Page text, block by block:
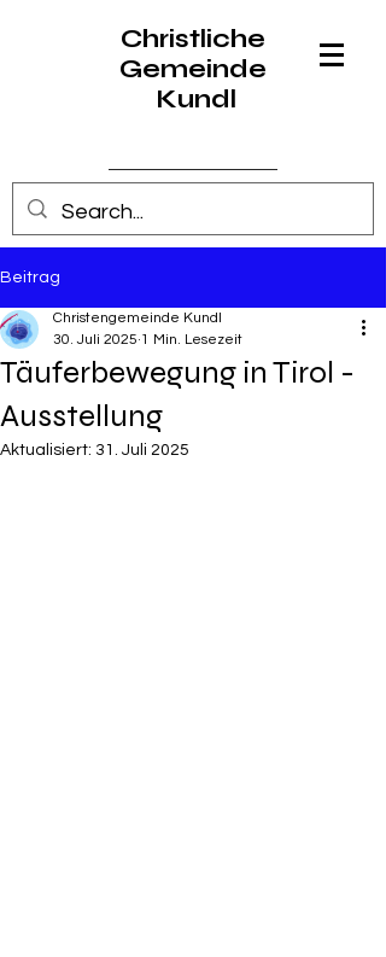
Christliche
Gemeinde
Kundl
Anmelden
Beitrag
Täuferbewegung in Tirol -
Ausstellung
Christengemeinde Kundl
30. Juli 2025 1 Min. Lesezeit
Aktualisiert: 31. Juli 2025